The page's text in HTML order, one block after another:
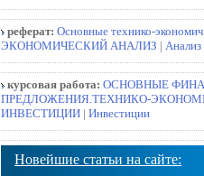
реферат: Основные технико-
ЭКОНОМИЧЕСКИЙ АНАЛИЗ | Анализ
курсовая работа: ОСНОВНЫЕ
ПРЕДЛОЖЕНИЯ.ТЕХНИКО-
ИНВЕСТИЦИИ | Инвестиции
Новейшие статьи на сайте: